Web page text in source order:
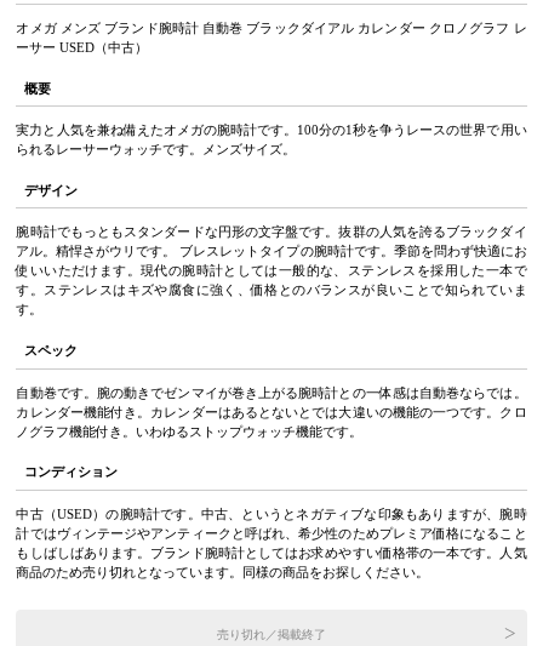
オメガ メンズ ブランド腕時計 自動巻 ブラックダイアル カレンダー クロノグラフ レ
ーサー USED（中古）
概要
実力と人気を兼ね備えたオメガの腕時計です。100分の1秒を争うレースの世界で用い
られるレーサーウォッチです。メンズサイズ。
デザイン
腕時計でもっともスタンダードな円形の文字盤です。抜群の人気を誇るブラックダイ
アル。精悍さがウリです。 ブレスレットタイプの腕時計です。季節を問わず快適にお
使いいただけます。現代の腕時計としては一般的な、ステンレスを採用した一本で
す。ステンレスはキズや腐食に強く、価格とのバランスが良いことで知られていま
す。
スペック
自動巻です。腕の動きでゼンマイが巻き上がる腕時計との一体感は自動巻ならでは。
カレンダー機能付き。カレンダーはあるとないとでは大違いの機能の一つです。クロ
ノグラフ機能付き。いわゆるストップウォッチ機能です。
コンディション
中古（USED）の腕時計です。中古、というとネガティブな印象もありますが、腕時
計ではヴィンテージやアンティークと呼ばれ、希少性のためプレミア価格になること
もしばしばあります。ブランド腕時計としてはお求めやすい価格帯の一本です。人気
商品のため売り切れとなっています。同様の商品をお探しください。
売り切れ／掲載終了